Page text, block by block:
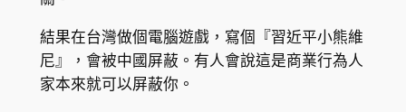
結果在台灣做個電腦遊戲，寫個『習近平小熊維
尼』，會被中國屏蔽。有人會說這是商業行為人
家本來就可以屏蔽你。